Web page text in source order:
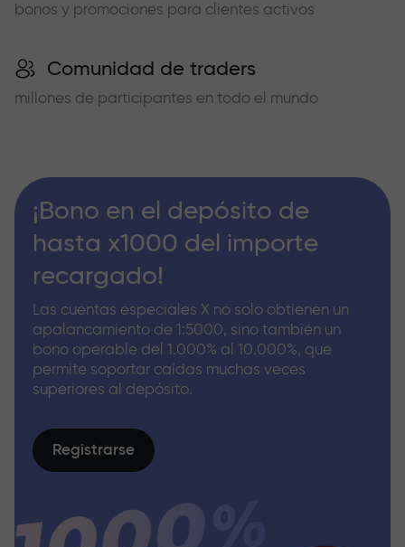
bonos y promociones para clientes activos
Comunidad de traders
millones de participantes en todo el mundo
¡Bono en el depósito de
hasta x1000 del importe
recargado!
Las cuentas especiales X no solo obtienen un
apalancamiento de 1:5000, sino también un
bono operable del 1.000% al 10.000%, que
permite soportar caídas muchas veces
superiores al depósito.
Registrarse